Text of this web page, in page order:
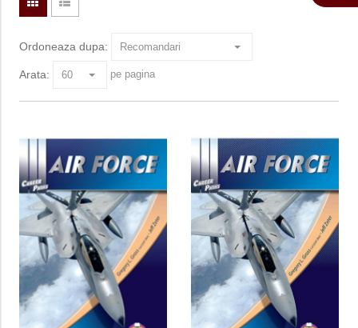
Ordoneaza dupa:
Arata: pe pagina